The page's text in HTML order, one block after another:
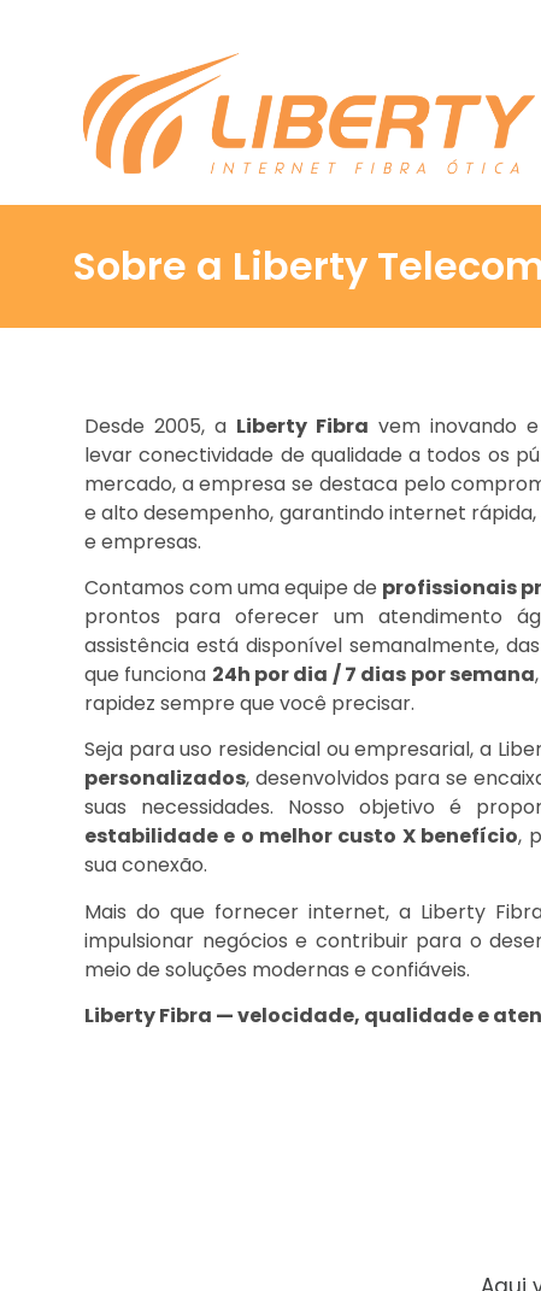
Sobre a Liberty
Desde 2005, a Liberty Fibra vem inovando
levar conectividade de qualidade a todos os
mercado, a empresa se destaca pelo
e alto desempenho, garantindo internet
e empresas.
Contamos com uma equipe de profissionais
prontos para oferecer um atendimento
assistência está disponível semanalmente, das
que funciona 24h por dia / 7 dias por semana
rapidez sempre que você precisar.
Seja para uso residencial ou empresarial, a
personalizados, desenvolvidos para se
suas necessidades. Nosso objetivo é
estabilidade e o melhor custo X benefício,
sua conexão.
Mais do que fornecer internet, a Liberty
impulsionar negócios e contribuir para o
meio de soluções modernas e confiáveis.
Liberty Fibra — velocidade, qualidade e